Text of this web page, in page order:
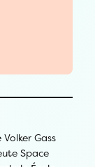
Gass
Space